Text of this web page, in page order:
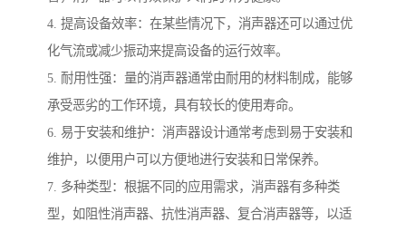
4. 提高设备效率：在某些情况下，消声器还可以通过优
化气流或减少振动来提高设备的运行效率。
5. 耐用性强：量的消声器通常由耐用的材料制成，能够
承受恶劣的工作环境，具有较长的使用寿命。
6. 易于安装和维护：消声器设计通常考虑到易于安装和
维护，以便用户可以方便地进行安装和日常保养。
7. 多种类型：根据不同的应用需求，消声器有多种类
型，如阻性消声器、抗性消声器、复合消声器等，以适